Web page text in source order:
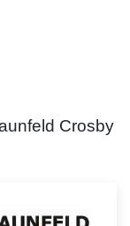
Crosby